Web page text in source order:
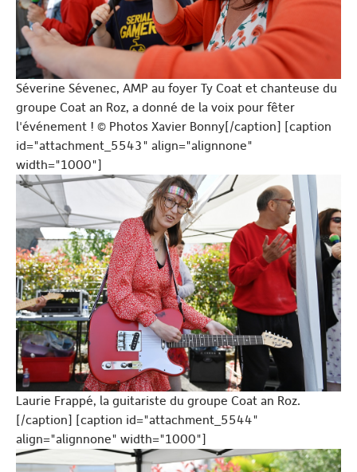
Séverine Sévenec, AMP au foyer Ty Coat et chanteuse du
groupe Coat an Roz, a donné de la voix pour fêter
l'événement ! © Photos Xavier Bonny[/caption] [caption
id="attachment_5543" align="alignnone"
width="1000"]
Laurie Frappé, la guitariste du groupe Coat an Roz.
[/caption] [caption id="attachment_5544"
align="alignnone" width="1000"]